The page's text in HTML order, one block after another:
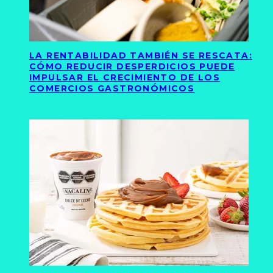
LA RENTABILIDAD TAMBIÉN SE RESCATA:
CÓMO REDUCIR DESPERDICIOS PUEDE
IMPULSAR EL CRECIMIENTO DE LOS
COMERCIOS GASTRONÓMICOS